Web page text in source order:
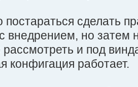
постараться сделать
внедрением, но затем
и под
конфигация работает.